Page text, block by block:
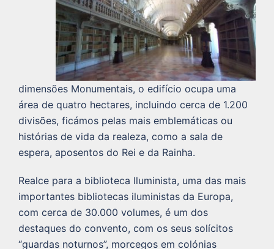
dimensões Monumentais, o edifício ocupa uma
área de quatro hectares, incluindo cerca de 1.200
divisões, ficámos pelas mais emblemáticas ou
histórias de vida da realeza, como a sala de
espera, aposentos do Rei e da Rainha.
Realce para a biblioteca Iluminista, uma das mais
importantes bibliotecas iluministas da Europa,
com cerca de 30.000 volumes, é um dos
destaques do convento, com os seus solícitos
“guardas noturnos”, morcegos em colónias